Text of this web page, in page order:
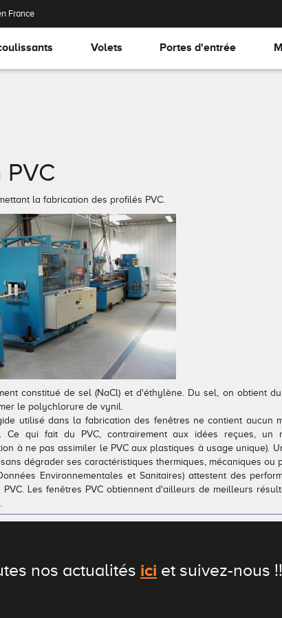
France
Volets Portes d'entrée
PVC
la fabrication des profilés PVC.
constitué de sel (NaCl) et d'éthylène. Du sel, on obtient
le polychlorure de vynil.
utilisé dans la fabrication des fenêtres ne contient aucun
Ce qui fait du PVC, contrairement aux idées reçues, un
à ne pas assimiler le PVC aux plastiques à usage unique).
dégrader ses caractéristiques thermiques, mécaniques ou
Environnementales et Sanitaires) attestent des
Les fenêtres PVC obtiennent d'ailleurs de meilleurs
nos actualités ici et suivez-nous !!